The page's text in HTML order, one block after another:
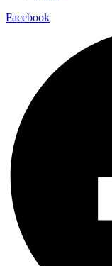
Facebook